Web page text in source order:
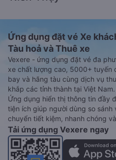
Ứng dụng đặt vé Xe
Tàu hoả và Thuê xe
Vexere - ứng dụng đặt vé đa
xe chất lượng cao, 5000+ tuyến
bay và hãng tàu cùng dịch vụ
khắp các tỉnh thành tại Việt Nam.
Ứng dụng hiển thị thông tin đầy
tiện ích giúp người dùng so
chuyển tiết kiệm, nhanh chóng
Tải ứng dụng Vexere ngay